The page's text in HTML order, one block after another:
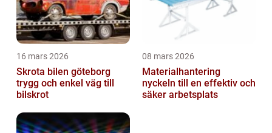
16 mars 2026
Skrota bilen göteborg
trygg och enkel väg till
bilskrot
08 mars 2026
Materialhantering
nyckeln till en effektiv och
säker arbetsplats